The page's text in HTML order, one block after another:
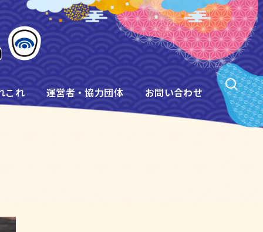
これ 運営者・協力団体 お問い合わせ